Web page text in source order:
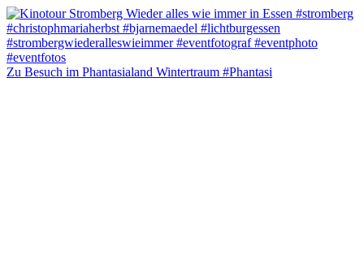
Zu Besuch im Phantasialand Wintertraum #Phantasi